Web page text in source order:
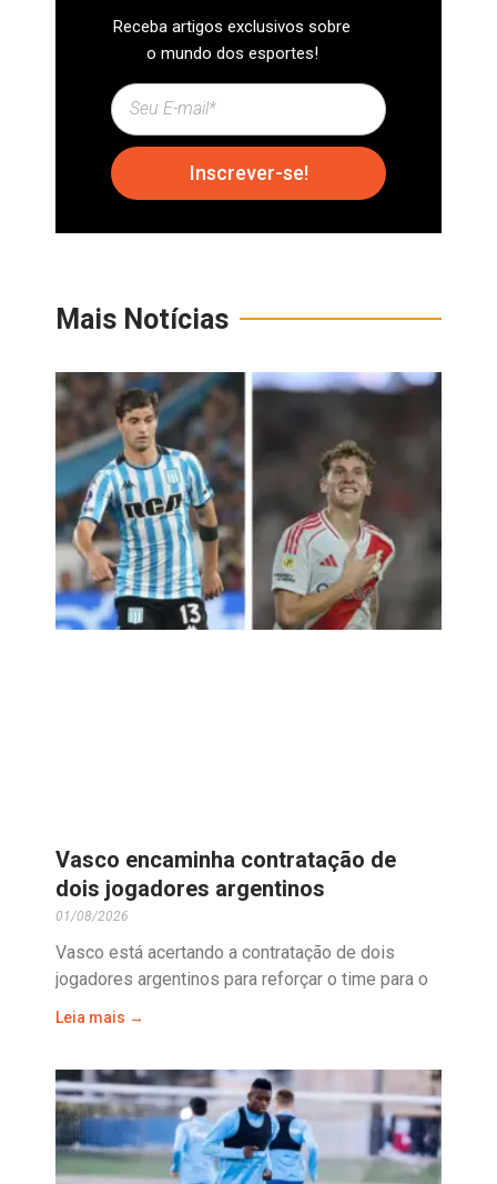
Receba artigos exclusivos sobre
o mundo dos esportes!
Inscrever-se!
Mais Notícias
Vasco encaminha contratação de
dois jogadores argentinos
01/08/2026
Vasco está acertando a contratação de dois
jogadores argentinos para reforçar o time para o
Leia mais →